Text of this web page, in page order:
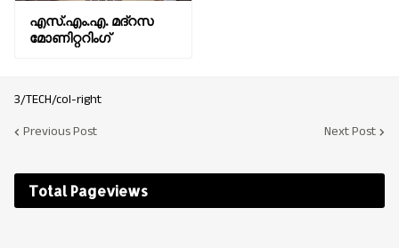
എസ്.എം.എ. മദ്റസ
മോണിറ്ററിംഗ്
3/TECH/col-right
Previous Post
Next Post
Total Pageviews